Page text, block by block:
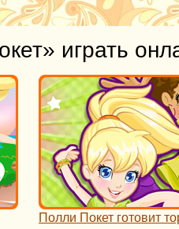
играть
Полли Покет готовит